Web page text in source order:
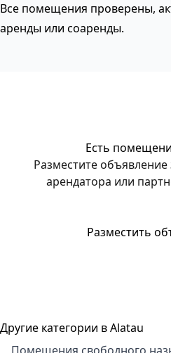
Все помещения проверены,
аренды или соаренды.
Есть
Разместите объявление
арендатора или
Разместить
Другие категории в Alatau